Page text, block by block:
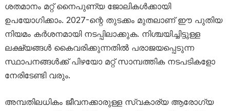
ശതമാനം മറ്റ് നൈപുണ്യ ജോലികൾക്കായി
ഉപയോഗിക്കാം. 2027-ന്റെ തുടക്കം മുതലാണ് ഈ പുതിയ
നിയമം കർശനമായി നടപ്പിലാക്കുക. നിശ്ചയിച്ചിട്ടുള്ള
ലക്ഷ്യങ്ങൾ കൈവരിക്കുന്നതിൽ പരാജയപ്പെടുന്ന
സ്ഥാപനങ്ങൾക്ക് പിഴയോ മറ്റ് സാമ്പത്തിക നടപടികളോ
നേരിടേണ്ടി വരും.
അമ്പതിലധികം ജീവനക്കാരുള്ള സ്വകാര്യ ആരോഗ്യ